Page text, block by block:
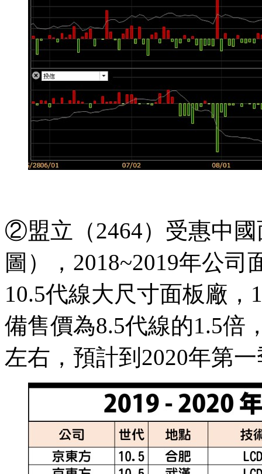
②盟立（2464）受惠中
圖），2018~2019年公
10.5代線大尺寸面板廠
備售價為8.5代線的1.5倍
左右，預計到2020年第